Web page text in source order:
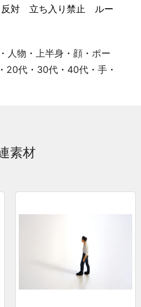
対 立ち入り禁止 ルー
・ 人物 ・ 上半身 ・ 顔 ・ ポー
・ 20代 ・ 30代 ・ 40代 ・手 ・
素材